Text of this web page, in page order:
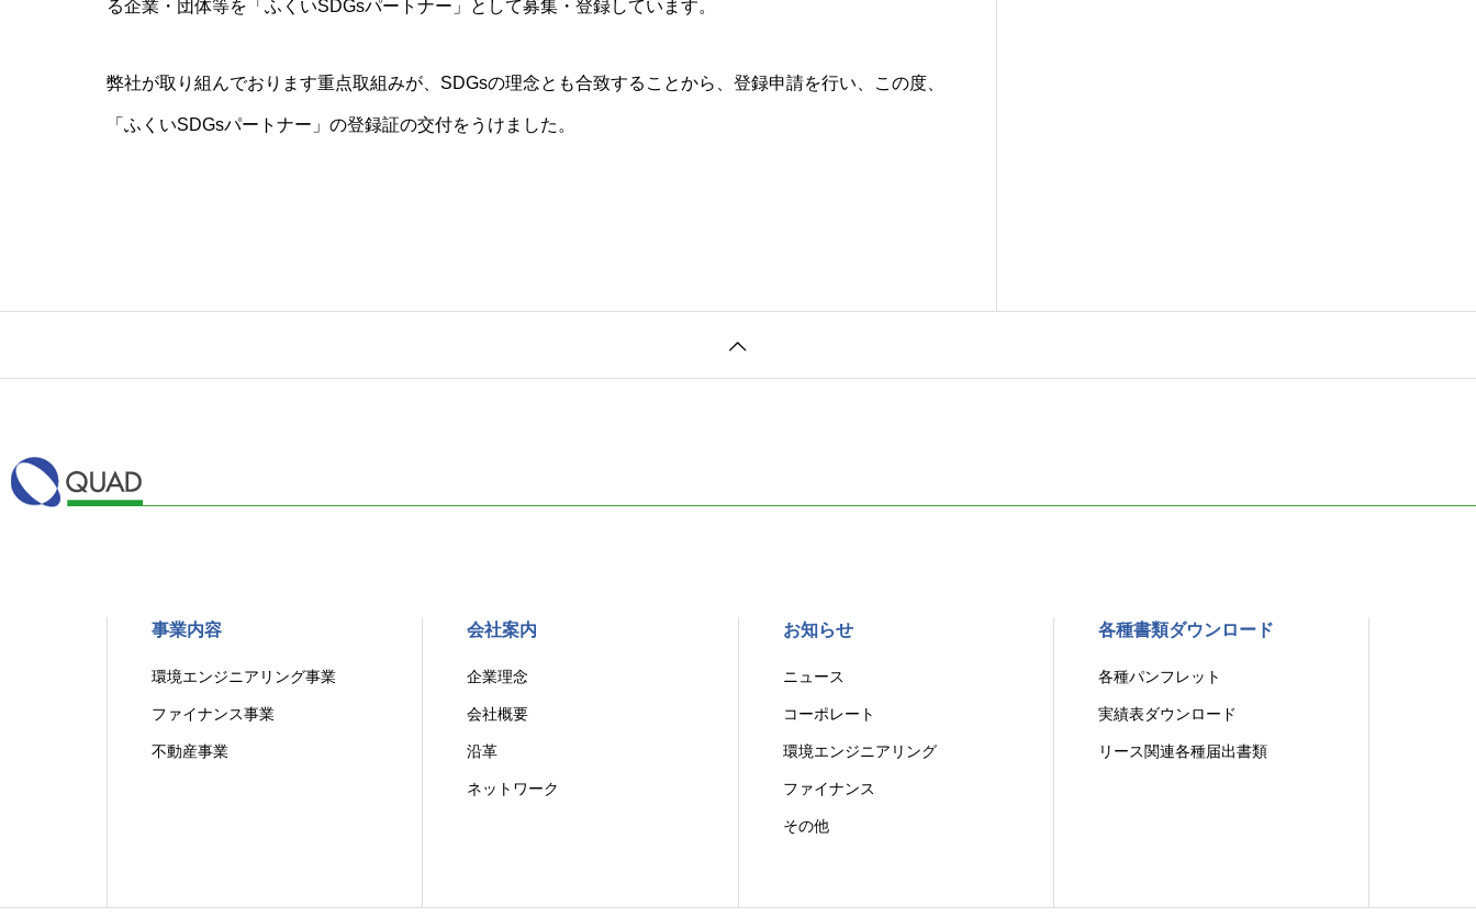
る企業・団体等を「ふくいSDGsパートナー」として募集・登録しています。
弊社が取り組んでおります重点取組みが、SDGsの理念とも合致することから、登録申請を行い、この度、
「ふくいSDGsパートナー」の登録証の交付をうけました。
事業内容
環境エンジニアリング事業
ファイナンス事業
不動産事業
会社案内
企業理念
会社概要
沿革
ネットワーク
お知らせ
ニュース
コーポレート
環境エンジニアリング
ファイナンス
その他
各種書類ダウンロード
各種パンフレット
実績表ダウンロード
リース関連各種届出書類